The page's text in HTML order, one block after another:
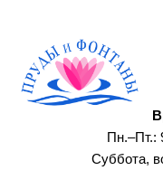
Пн.–Пт.:
Суббота,